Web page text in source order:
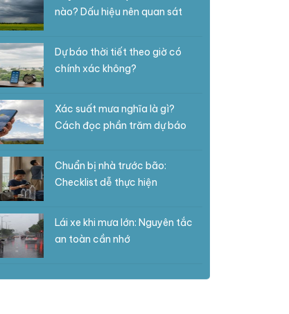
nào? Dấu hiệu nên quan sát
Dự báo thời tiết theo giờ có
chính xác không?
Xác suất mưa nghĩa là gì?
Cách đọc phần trăm dự báo
Chuẩn bị nhà trước bão:
Checklist dễ thực hiện
Lái xe khi mưa lớn: Nguyên tắc
an toàn cần nhớ